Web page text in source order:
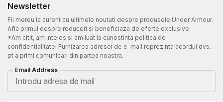
Newsletter
Fii mereu la curent cu ultimele noutati despre produsele Under Armour.
Afla primul despre reduceri si beneficiaza de oferte exclusive.
*Am citit, am inteles si am luat la cunostinta politica de
confidentialitate. Furnizarea adresei de e-mail reprezinta acordul dvs.
pt a primi comunicari din partea noastra.
Email Address